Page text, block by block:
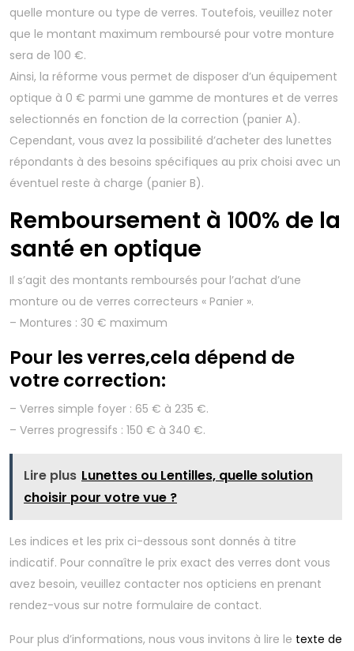
quelle monture ou type de verres. Toutefois, veuillez noter
que le montant maximum remboursé pour votre monture
sera de 100 €.
Ainsi, la réforme vous permet de disposer d’un équipement
optique à 0 € parmi une gamme de montures et de verres
selectionnés en fonction de la correction (panier A).
Cependant, vous avez la possibilité d’acheter des lunettes
répondants à des besoins spécifiques au prix choisi avec un
éventuel reste à charge (panier B).
Remboursement à 100% de la
santé en optique
Il s’agit des montants remboursés pour l’achat d’une
monture ou de verres correcteurs « Panier ».
– Montures : 30 € maximum
Pour les verres,cela dépend de
votre correction:
– Verres simple foyer : 65 € à 235 €.
– Verres progressifs : 150 € à 340 €.
Lire plus Lunettes ou Lentilles, quelle solution
choisir pour votre vue ?
Les indices et les prix ci-dessous sont donnés à titre
indicatif. Pour connaître le prix exact des verres dont vous
avez besoin, veuillez contacter nos opticiens en prenant
rendez-vous sur notre formulaire de contact.
Pour plus d’informations, nous vous invitons à lire le texte de